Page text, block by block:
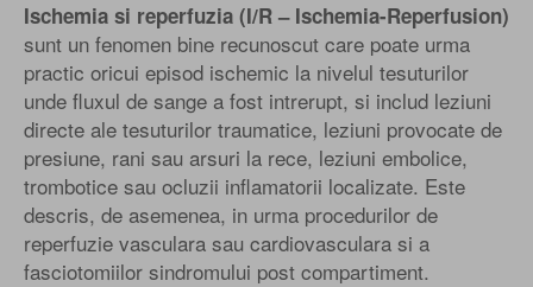
Ischemia si reperfuzia (I/R – Ischemia-Reperfusion)
sunt un fenomen bine recunoscut care poate urma
practic oricui episod ischemic la nivelul tesuturilor
unde fluxul de sange a fost intrerupt, si includ leziuni
directe ale tesuturilor traumatice, leziuni provocate de
presiune, rani sau arsuri la rece, leziuni embolice,
trombotice sau ocluzii inflamatorii localizate. Este
descris, de asemenea, in urma procedurilor de
reperfuzie vasculara sau cardiovasculara si a
fasciotomiilor sindromului post compartiment.